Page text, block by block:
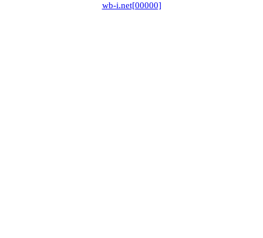
wb-i.net[00000]